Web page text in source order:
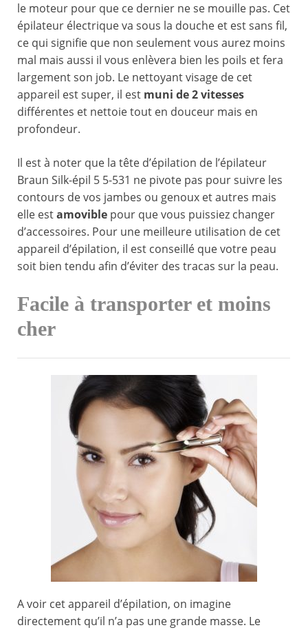
le moteur pour que ce dernier ne se mouille pas. Cet
épilateur électrique va sous la douche et est sans fil,
ce qui signifie que non seulement vous aurez moins
mal mais aussi il vous enlèvera bien les poils et fera
largement son job. Le nettoyant visage de cet
appareil est super, il est muni de 2 vitesses
différentes et nettoie tout en douceur mais en
profondeur.
Il est à noter que la tête d’épilation de l’épilateur
Braun Silk-épil 5 5-531 ne pivote pas pour suivre les
contours de vos jambes ou genoux et autres mais
elle estamovible pour que vous puissiez changer
d’accessoires. Pour une meilleure utilisation de cet
appareil d’épilation, il est conseillé que votre peau
soit bien tendu afin d’éviter des tracas sur la peau.
Facile à transporter et moins
cher
A voir cet appareil d’épilation, on imagine
directement qu’il n’a pas une grande masse. Le